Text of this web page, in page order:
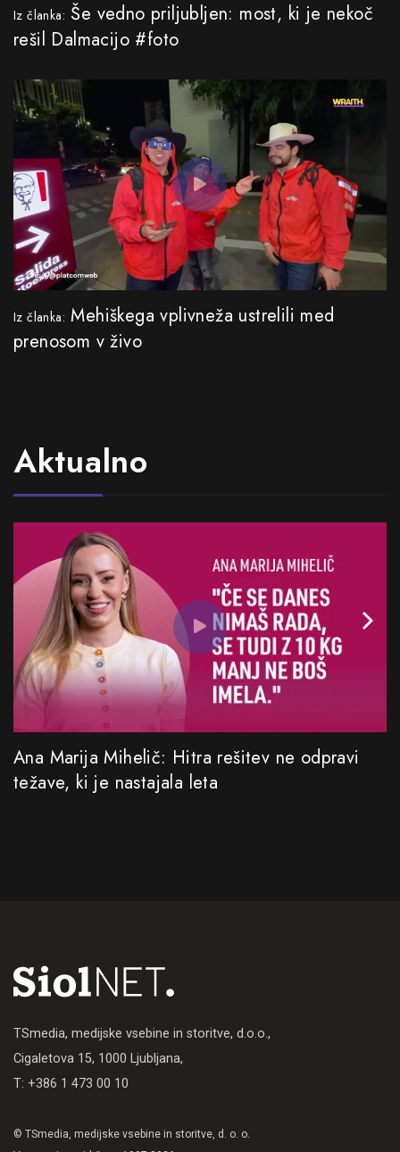
Iz članka: Še vedno priljubljen: most, ki je nekoč
rešil Dalmacijo #foto
Iz članka: Mehiškega vplivneža ustrelili med
prenosom v živo
Aktualno
Ana Marija Mihelič: Hitra rešitev ne odpravi
težave, ki je nastajala leta
TSmedia, medijske vsebine in storitve, d.o.o.,
Cigaletova 15, 1000 Ljubljana,
T: +386 1 473 00 10
© TSmedia, medijske vsebine in storitve, d. o. o.